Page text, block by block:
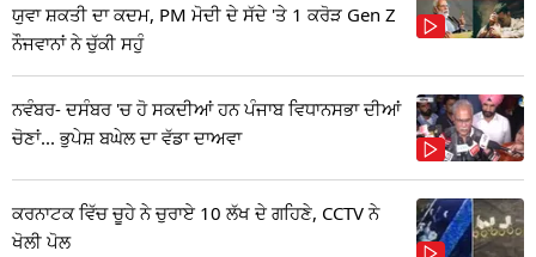
ਯੁਵਾ ਸ਼ਕਤੀ ਦਾ ਕਦਮ, PM ਮੋਦੀ ਦੇ ਸੱਦੇ 'ਤੇ 1 ਕਰੋੜ Gen Z
ਨੌਜਵਾਨਾਂ ਨੇ ਚੁੱਕੀ ਸਹੁੰ
ਨਵੰਬਰ- ਦਸੰਬਰ 'ਚ ਹੋ ਸਕਦੀਆਂ ਹਨ ਪੰਜਾਬ ਵਿਧਾਨਸਭਾ ਦੀਆਂ
ਚੋਣਾਂ... ਭੁਪੇਸ਼ ਬਘੇਲ ਦਾ ਵੱਡਾ ਦਾਅਵਾ
ਕਰਨਾਟਕ ਵਿੱਚ ਚੂਹੇ ਨੇ ਚੁਰਾਏ 10 ਲੱਖ ਦੇ ਗਹਿਣੇ, CCTV ਨੇ
ਖੋਲੀ ਪੋਲ